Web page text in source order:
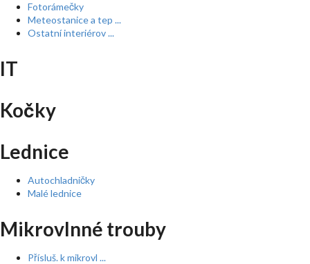
Fotorámečky
Meteostanice a tep ...
Ostatní interiérov ...
IT
Kočky
Lednice
Autochladničky
Malé lednice
Mikrovlnné trouby
Přísluš. k mikrovl ...